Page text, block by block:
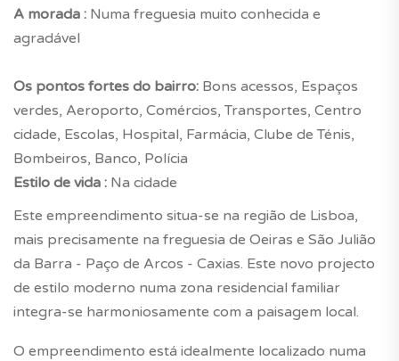
A morada : Numa freguesia muito conhecida e
agradável
Os pontos fortes do bairro: Bons acessos, Espaços
verdes, Aeroporto, Comércios, Transportes, Centro
cidade, Escolas, Hospital, Farmácia, Clube de Ténis,
Bombeiros, Banco, Polícia
Estilo de vida : Na cidade
Este empreendimento situa-se na região de Lisboa,
mais precisamente na freguesia de Oeiras e São Julião
da Barra - Paço de Arcos - Caxias. Este novo projecto
de estilo moderno numa zona residencial familiar
integra-se harmoniosamente com a paisagem local.
O empreendimento está idealmente localizado numa